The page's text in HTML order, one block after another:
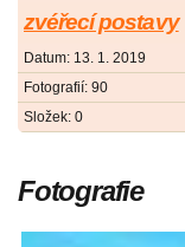
zvéřecí postavy
Datum: 13. 1. 2019
Fotografií: 90
Složek: 0
Fotografie